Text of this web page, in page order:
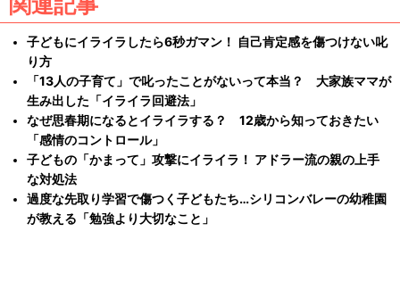
子どもにイライラしたら6秒ガマン！ 自己肯定感を傷つけない叱
り方
「13人の子育て」で叱ったことがないって本当？ 大家族ママが
生み出した「イライラ回避法」
なぜ思春期になるとイライラする？ 12歳から知っておきたい
「感情のコントロール」
子どもの「かまって」攻撃にイライラ！ アドラー流の親の上手
な対処法
過度な先取り学習で傷つく子どもたち…シリコンバレーの幼稚園
が教える「勉強より大切なこと」